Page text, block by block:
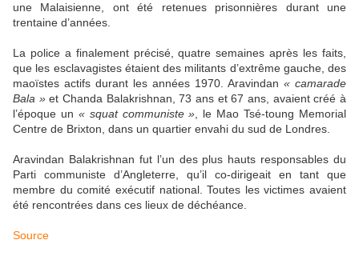
une Malaisienne, ont été retenues prisonnières durant une
trentaine d’années.
La police a finalement précisé, quatre semaines après les faits,
que les esclavagistes étaient des militants d’extrême gauche, des
maoïstes actifs durant les années 1970. Aravindan « camarade
Bala »et Chanda Balakrishnan, 73 ans et 67 ans, avaient créé à
l’époque un « squat communiste » , le Mao Tsé-toung Memorial
Centre de Brixton, dans un quartier envahi du sud de Londres.
Aravindan Balakrishnan fut l’un des plus hauts responsables du
Parti communiste d’Angleterre, qu’il co-dirigeait en tant que
membre du comité exécutif national. Toutes les victimes avaient
été rencontrées dans ces lieux de déchéance.
Source